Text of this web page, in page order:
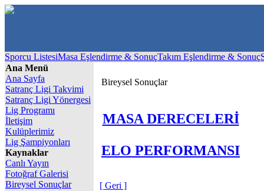
Sporcu ListesiMasa Eşlendirme & SonuçTakım Eşlendirme & Sonuç
Ana Menü
Ana Sayfa
Satranç Ligi Takvimi
Satranç Ligi Yönergesi
Lig Programı
İletişim
Kulüplerimiz
Lig Şampiyonları
Kaynaklar
Canlı Yayın
Fotoğraf Galerisi
Bireysel Sonuçlar
Bireysel Sonuçlar
MASA DERECELERİ
ELO PERFORMANSI
[ Geri ]